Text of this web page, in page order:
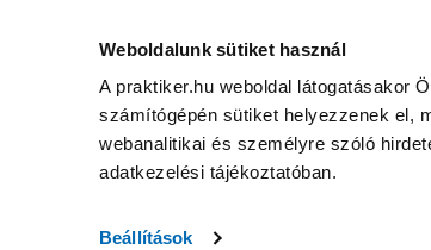
Weboldalunk sütiket használ
A praktiker.hu weboldal látogatásakor
számítógépén sütiket helyezzenek el,
webanalitikai és személyre szóló
adatkezelési tájékoztatóban.
Beállítások